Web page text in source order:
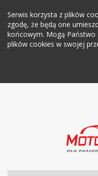
Serwis korzysta z plików
zgodę, że będą one
końcowym. Mogą Państwo
plików cookies w swojej